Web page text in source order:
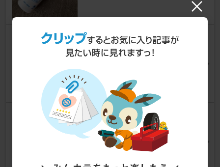
ネクセン ROADSTONE EURO
VIS HP02
dkfxurさん
4
ブリヂストン プレイズ PZ-XC
（１６５/４５/１６）
ステラ [RN]
ロックマソXさん